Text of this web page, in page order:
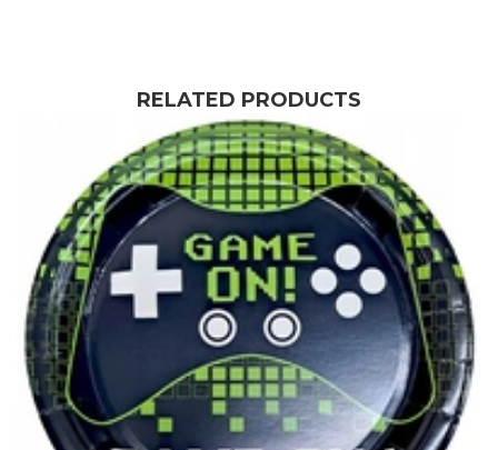
RELATED PRODUCTS